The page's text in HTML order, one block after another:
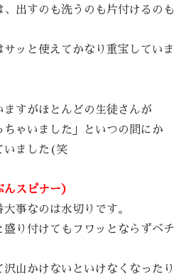
出すのも洗うのも片付けるのも
ッと使えてかなり重宝していま
すがほとんどの生徒さんが
ちゃいました」といつの間にか
いました(笑
スピナー）
事なのは水切りです。
り付けてもフワッとならずベチ
沢山かけないといけなくなったり